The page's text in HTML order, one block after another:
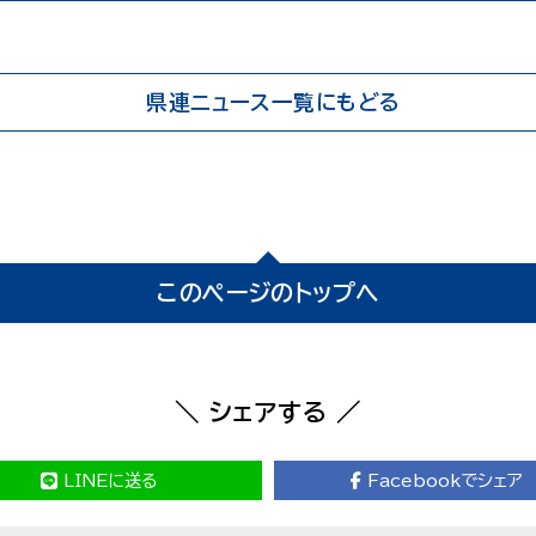
県連ニュース一覧にもどる
このページのトップへ
＼ シェアする ／
LINEに送る Facebookでシェア